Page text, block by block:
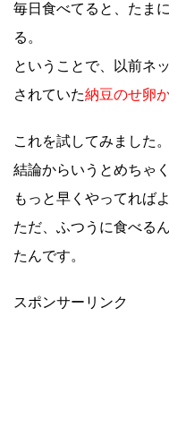
毎日食べてると、たま
る。
ということで、以前ネ
されていた納豆のせ卵
これを試してみました。
結論からいうとめちゃ
もっと早くやってれば
ただ、ふつうに食べる
たんです。
スポンサーリンク